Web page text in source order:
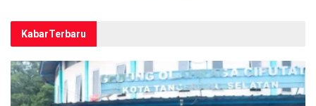
KabarTerbaru